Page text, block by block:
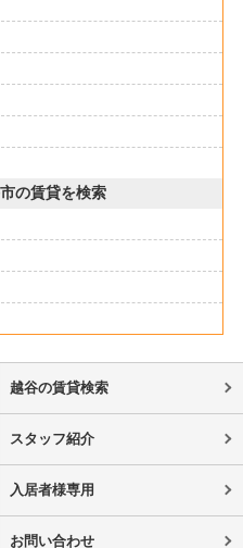
の賃貸を検索
越谷の賃貸検索
スタッフ紹介
入居者様専用
お問い合わせ